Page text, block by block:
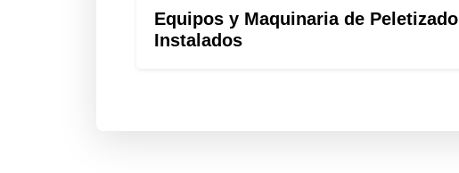
Equipos y Maquinaria de Peletizado
Instalados